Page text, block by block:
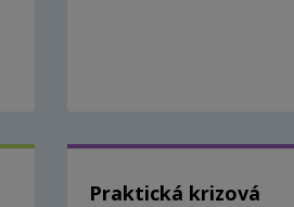
Praktická krizová